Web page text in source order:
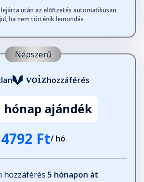
után az előfizetés automatikusan
ha nem történik lemondás
Népszerű
hozzáférés
hónap ajándék
4792 Ft/ hó
hozzáférés 5 hónapon át